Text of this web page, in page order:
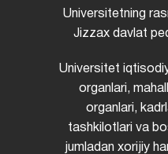
Universitetning
Jizzax davlat
Universitet
organlari,
organlari,
tashkilotlari va
jumladan xorijiy